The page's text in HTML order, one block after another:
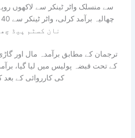
سے منسلک واٹر ٹینکر سے لاکھوں
نان کسٹم پیڈ
کے تحت قبضہ پولیس میں لیا گیا،
کی کارروائی کے بعد